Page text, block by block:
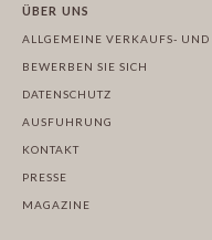
ÜBER UNS
ALLGEMEINE VERKAUFS-
BEWERBEN SIE SICH
DATENSCHUTZ
AUSFUHRUNG
KONTAKT
PRESSE
MAGAZINE